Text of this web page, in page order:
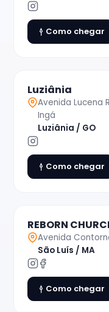
Como chegar
Luziânia
Avenida Lucena
Ingá
Luziânia / GO
Como chegar
REBORN
Avenida
São Luís / MA
Como chegar